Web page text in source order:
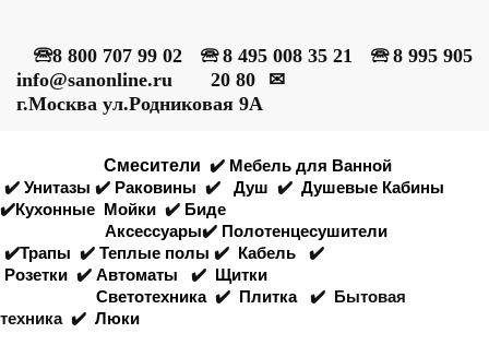
🕾8 800 707 99 02 🕾 8 495 008 35 21 🕾 8 995 905
20 80
✉
info@sanonline.ru
г.Москва ул.Родниковая 9А
Смесители ✔️ Мебель для Ванной
✔️ Унитазы ✔️ Раковины ✔️ Душ ✔️ Душевые Кабины
✔️Кухонные Мойки ✔️ Биде
Аксессуары✔️ Полотенцесушители
✔️Трапы ✔️ Теплые полы ✔️ Кабель
✔️
Розетки ✔️ Автоматы ✔️ Щитки
Светотехника ✔️ Плитка ✔️ Бытовая
техника ✔️ Люки